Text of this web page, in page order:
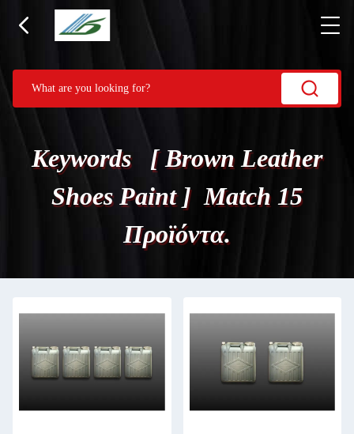
Keywords [ Brown Leather
Shoes Paint ] Match 15
Προϊόντα.